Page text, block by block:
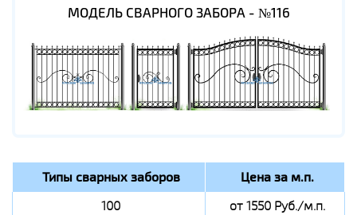
МОДЕЛЬ СВАРНОГО ЗАБОРА - №116
Типы сварных заборов Цена за м.п.
100
от 1550 Руб./м.п.